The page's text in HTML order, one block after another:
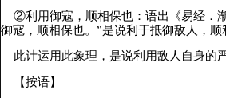
②利用御寇，顺相保也：语出《易经．
御寇，顺相保也。”是说利于抵御敌人，顺
此计运用此象理，是说利用敌人自身的
【按语】